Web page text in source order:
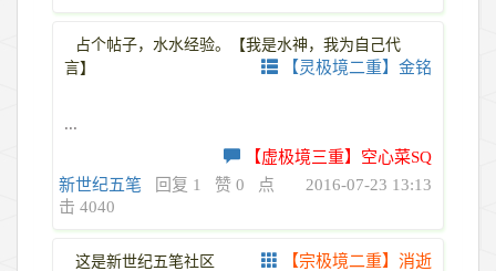
占个帖子，水水经验。【我是水神，我为自己代
言】
【灵极境二重】金铭
...
【虚极境三重】空心菜SQ
2016-07-23 13:13
新世纪五笔 回复 1 赞 0
点
击 4040
这是新世纪五笔社区 【宗极境二重】消逝